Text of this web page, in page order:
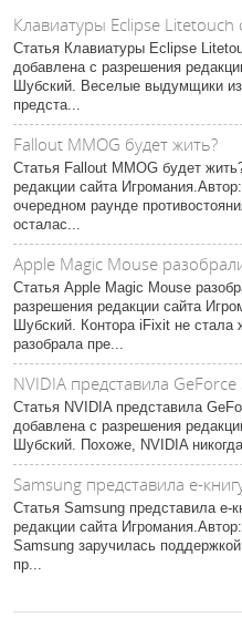
Клавиатуры Eclipse
Статья Клавиатуры Eclipse
добавлена с разрешения
Шубский. Веселые выдумщики
предста...
Fallout MMOG будет жить?
Статья Fallout MMOG будет
редакции сайта
очередном раунде
осталас...
Apple Magic Mouse
Статья Apple Magic Mouse
разрешения редакции сайта
Шубский. Контора iFixit не стала
разобрала пре...
NVIDIA представила
Статья NVIDIA представила
добавлена с разрешения
Шубский. Похоже, NVIDIA
Samsung представила е-
Статья Samsung представила е-
редакции сайта
Samsung заручилась
пр...